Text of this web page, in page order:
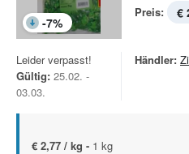
-7%
Preis: €
Leider verpasst!
Gültig: 25.02. -
03.03.
Händler:
€ 2,77 / kg - 1 kg